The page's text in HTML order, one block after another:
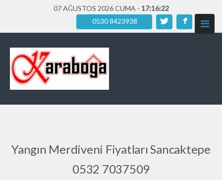
07 AĞUSTOS 2026 CUMA - 17:16:24
0530 8423938
Yangın Merdiveni Fiyatları Sancaktepe
0532 7037509